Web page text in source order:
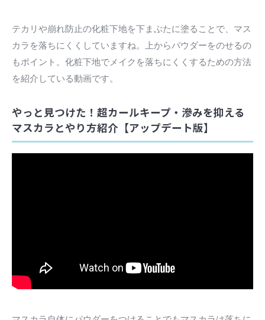
テカリや崩れ防止の化粧下地を下まぶたに塗ることで、マス
カラを落ちにくくしていますね。上からパウダーをのせるの
もポイント。化粧下地でメイクを落ちにくくするための方法
を紹介している動画です。
やっと見つけた！超カールキープ・滲みを抑える
マスカラとやり方紹介【アップデート版】